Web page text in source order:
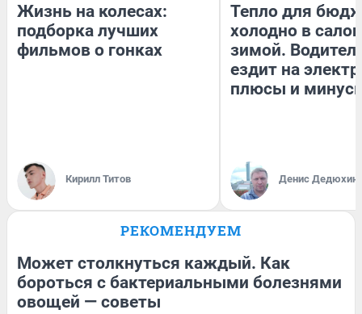
Жизнь на колесах:
подборка лучших
фильмов о гонках
Кирилл Титов
Тепло для
холодно в
зимой.
ездит на
плюсы и
Денис Дедюхин
РЕКОМЕНДУЕМ
Может столкнуться каждый. Как
бороться с бактериальными болезнями
овощей — советы